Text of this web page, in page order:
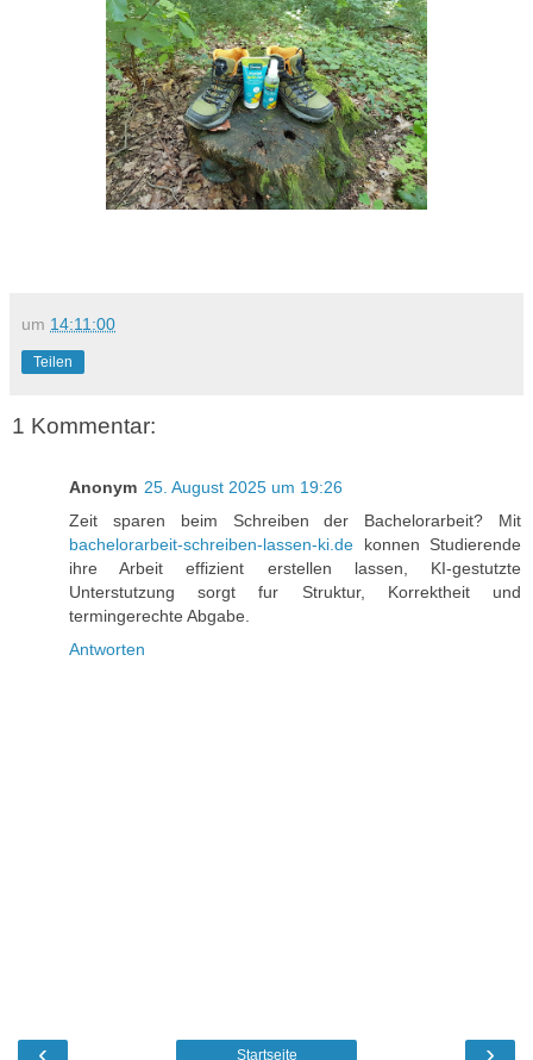
um 14:11:00
Teilen
1 Kommentar:
Anonym 25. August 2025 um 19:26
Zeit sparen beim Schreiben der Bachelorarbeit? Mit
bachelorarbeit-schreiben-lassen-ki.de konnen Studierende
ihre Arbeit effizient erstellen lassen, KI-gestutzte
Unterstutzung sorgt fur Struktur, Korrektheit und
termingerechte Abgabe.
Antworten
‹ ›
Startseite